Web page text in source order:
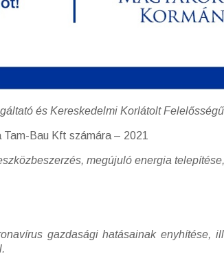
és Kereskedelmi Korlátolt
Bau Kft számára – 2021
megújuló energia
gazdasági hatásainak enyhítése,